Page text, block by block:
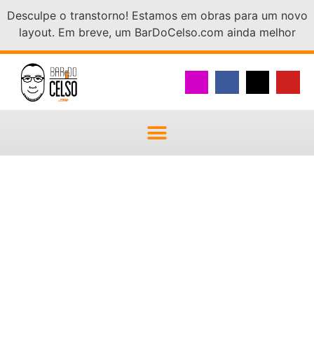
Desculpe o transtorno! Estamos em obras para um novo
layout. Em breve, um BarDoCelso.com ainda melhor